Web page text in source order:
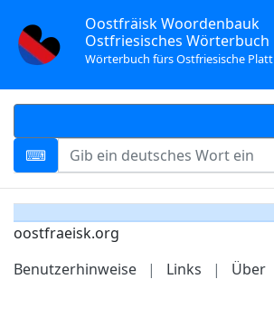
Oostfräisk Woordenbauk
Ostfriesisches Wörterbuch
Wörterbuch fürs Ostfriesische Platt
oostfraeisk.org
Benutzerhinweise
| Links | Über